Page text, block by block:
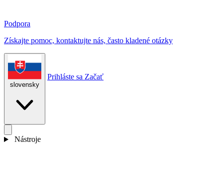
Podpora
Získajte pomoc, kontaktujte nás, často kladené otázky
slovensky
Prihláste sa Začať
Nástroje